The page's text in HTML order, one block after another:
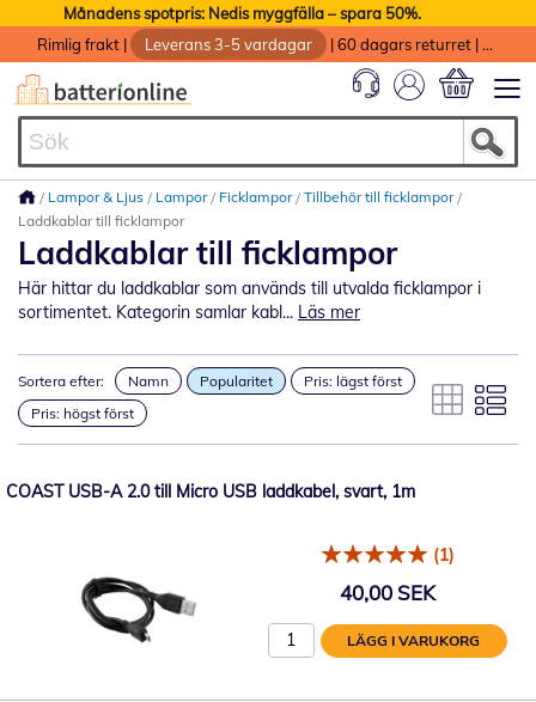
Månadens spotpris: Nedis myggfälla – spara 50%.
Rimlig frakt | Leverans 3-5 vardagar |60 dagars returret |
Lampor & Ljus Lampor Ficklampor Tillbehör till ficklampor
Laddkablar till ficklampor
Laddkablar till ficklampor
Här hittar du laddkablar som används till utvalda ficklampor i
sortimentet. Kategorin samlar kabl... Läs mer
Sortera efter: Namn Popularitet
Pris: lägst först
Pris: högst först
COAST USB-A 2.0 till Micro USB laddkabel, svart, 1m
(1)
40,00 SEK
LÄGG I VARUKORG